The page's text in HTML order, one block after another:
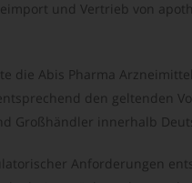
und Vertrieb von
die Abis Pharma
den geltenden
Großhändler innerhalb
Anforderungen